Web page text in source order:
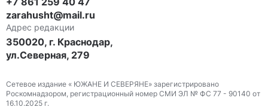
zarahusht@mail.ru
Адрес редакции
350020, г. Краснодар,
ул.Северная, 279
Сетевое издание « ЮЖАНЕ И СЕВЕРЯНЕ» зарегистрировано
Роскомнадзором, регистрационный номер СМИ ЭЛ № ФС 77 - 90140 от
16.10.2025 г.